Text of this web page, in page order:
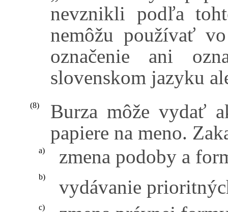
nevznikli podľa
nemôžu používať
označenie ani
slovenskom jazyku
(8)
Burza môže vydať
papiere na meno.
a) zmena podoby a
b) vydávanie
c)